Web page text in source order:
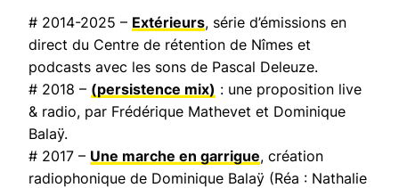
# 2014-2025 – Extérieurs, série d’émissions en
direct du Centre de rétention de Nîmes et
podcasts avec les sons de Pascal Deleuze.
# 2018 – (persistence mix) : une proposition live
& radio, par Frédérique Mathevet et Dominique
Balaÿ.
# 2017 – Une marche en garrigue, création
radiophonique de Dominique Balaÿ (Réa : Nathalie